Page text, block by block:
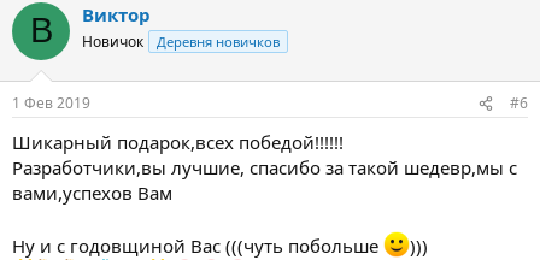
к
и
В Виктор
Новичок Деревня новичков
1 Фев 2019 #6
Шикарный подарок,всех победой!!!!!!
Разработчики,вы лучшие, спасибо за такой шедевр,мы с
вами,успехов Вам
Ну и с годовщиной Вас (((чуть побольше )))